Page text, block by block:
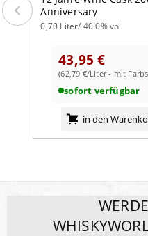
Anniversary
0,70 Liter/ 40.0% vol
43,95 €
(62,79 €/Liter - mit
sofort verfügbar
in den